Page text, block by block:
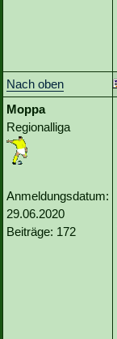
Nach oben
Moppa
Regionalliga
Anmeldungsdatum:
29.06.2020
Beiträge: 172